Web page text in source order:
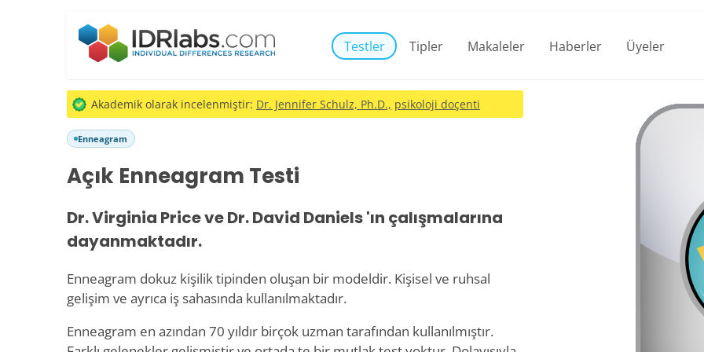
Testler Tipler Makaleler Haberler Üyeler
Akademik olarak incelenmiştir: Dr. Jennifer Schulz, Ph.D., psikoloji doçenti
Enneagram
Açık Enneagram Testi
Dr. Virginia Price ve Dr. David Daniels 'ın çalışmalarına
dayanmaktadır.
Enneagram dokuz kişilik tipinden oluşan bir modeldir. Kişisel ve ruhsal
gelişim ve ayrıca iş sahasında kullanılmaktadır.
Enneagram en azından 70 yıldır birçok uzman tarafından kullanılmıştır.